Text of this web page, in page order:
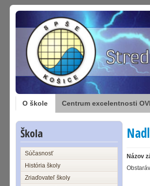
O škole Centrum excelentnosti
Škola
Súčasnosť
História školy
Zriaďovateľ školy
Názov